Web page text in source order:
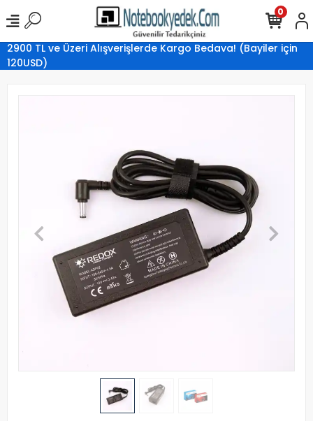
2900 TL ve Üzeri Alışverişlerde Kargo Bedava! (Bayiler için
120USD)
0